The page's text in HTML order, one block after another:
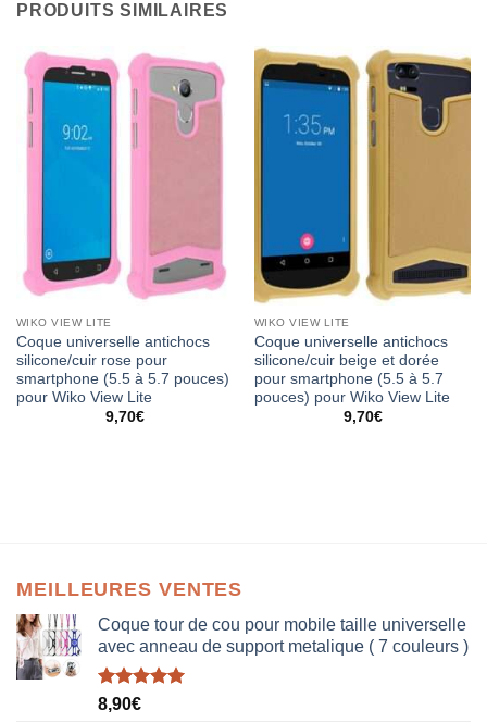
PRODUITS SIMILAIRES
WIKO VIEW LITE
Coque universelle antichocs
silicone/cuir rose pour
smartphone (5.5 à 5.7 pouces)
pour Wiko View Lite
9,70€
WIKO VIEW LITE
Coque universelle antichocs
silicone/cuir beige et dorée
pour smartphone (5.5 à 5.7
pouces) pour Wiko View Lite
9,70€
MEILLEURES VENTES
Coque tour de cou pour mobile taille universelle
avec anneau de support metalique ( 7 couleurs )
Note5.00
8,90€